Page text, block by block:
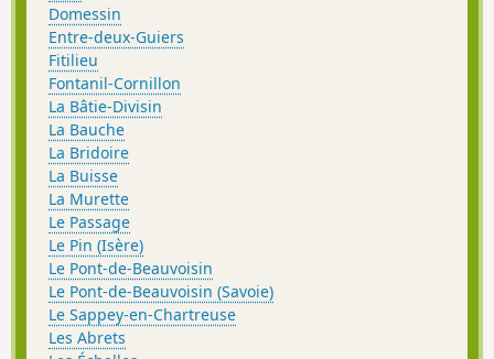
Domessin
Entre-deux-Guiers
Fitilieu
Fontanil-Cornillon
La Bâtie-Divisin
La Bauche
La Bridoire
La Buisse
La Murette
Le Passage
Le Pin (Isère)
Le Pont-de-Beauvoisin
Le Pont-de-Beauvoisin (Savoie)
Le Sappey-en-Chartreuse
Les Abrets